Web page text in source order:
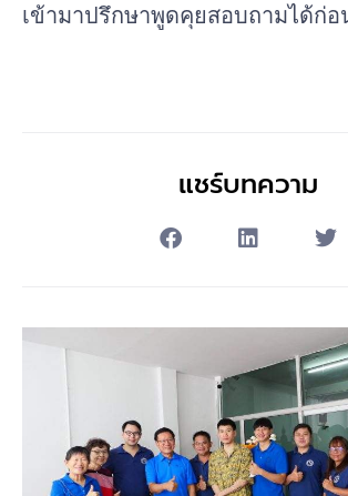
เข้ามาปรึกษาพูดคุยสอบถามได้ก่
แชร์บทความ